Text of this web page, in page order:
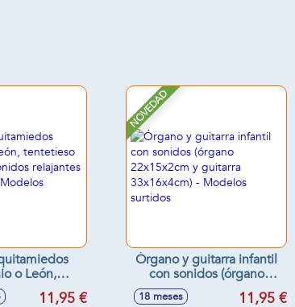
o León,
luces y
11,95 €
NOVEDAD
Órgano y guitarra infantil
con sonidos (órgano
22x15x2cm y guitarra
33x16x4cm) - Modelos
18 meses 11,95 €